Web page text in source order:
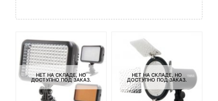
НЕТ НА СКЛАДЕ, НО
ДОСТУПНО ПОД ЗАКАЗ.
НЕТ НА СКЛАДЕ, НО
ДОСТУПНО ПОД ЗАКАЗ.